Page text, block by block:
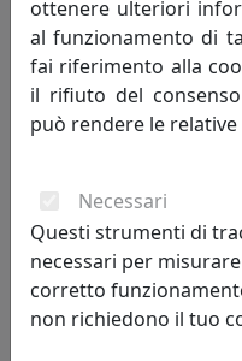
APPENDIABITI ERCOLE 7,
CODICE APER07MC0016
ottenere ulteriori
al funzionamento di
fai riferimento alla
il rifiuto del
può rendere le
Necessari
Questi strumenti di
necessari per
corretto
non richiedono il tuo